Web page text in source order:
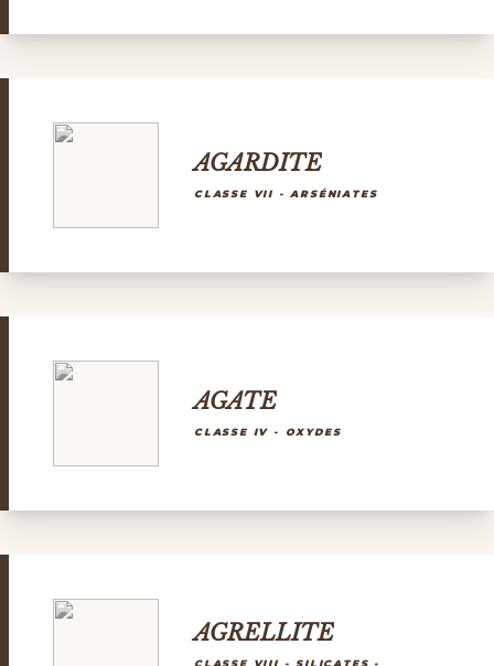
AGARDITE
CLASSE VII - ARSÉNIATES
AGATE
CLASSE IV - OXYDES
AGRELLITE
CLASSE VIII - SILICATES -